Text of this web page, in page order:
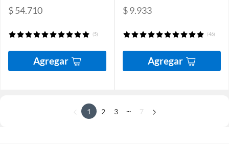
$ 54.710
(5)
Agregar
$ 9.933
(46)
Agregar
1 2 3 7